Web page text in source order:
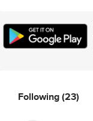
Following(23)